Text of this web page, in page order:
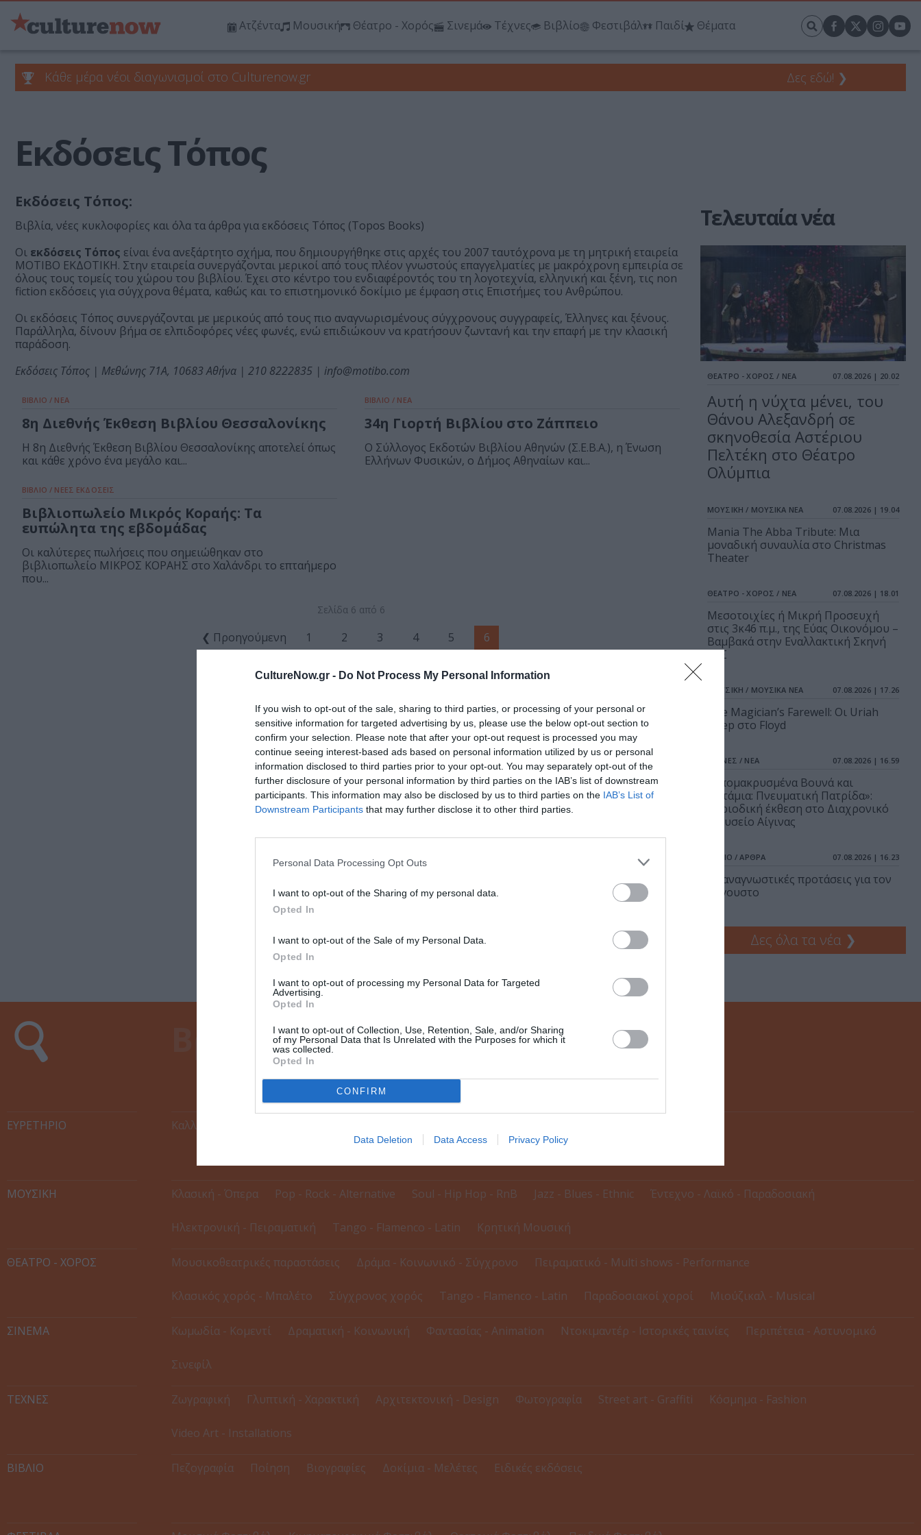
CultureNow.gr - Do Not Process My Personal Information
If you wish to opt-out of the sale, sharing to third parties, or processing of your personal or
sensitive information for targeted advertising by us, please use the below opt-out section to
confirm your selection. Please note that after your opt-out request is processed you may
continue seeing interest-based ads based on personal information utilized by us or personal
information disclosed to third parties prior to your opt-out. You may separately opt-out of the
further disclosure of your personal information by third parties on the IAB’s list of downstream
participants. This information may also be disclosed by us to third parties on the IAB’s List of
Downstream Participants that may further disclose it to other third parties.
Personal Data Processing Opt Outs
I want to opt-out of the Sharing of my personal data.
Opted In
I want to opt-out of the Sale of my Personal Data.
Opted In
I want to opt-out of processing my Personal Data for Targeted
Advertising.
Opted In
I want to opt-out of Collection, Use, Retention, Sale, and/or Sharing
of my Personal Data that Is Unrelated with the Purposes for which it
was collected.
Opted In
CONFIRM
Data Deletion Data Access Privacy Policy
Ατζέντα Μουσική Θέατρο - Χορός Σινεμά Τέχνες Βιβλίο Φεστιβάλ Παιδί Θέματα
Κάθε μέρα νέοι διαγωνισμοί στο Culturenow.gr Δες εδώ! ❯
Εκδόσεις Τόπος
Εκδόσεις Τόπος:
Βιβλία, νέες κυκλοφορίες και όλα τα άρθρα για εκδόσεις Τόπος (Topos Books)
Οι εκδόσεις Τόπος είναι ένα ανεξάρτητο σχήμα, που δημιουργήθηκε στις αρχές του 2007 ταυτόχρονα με τη μητρική εταιρεία
ΜΟΤΙΒΟ ΕΚΔΟΤΙΚΗ. Στην εταιρεία συνεργάζονται μερικοί από τους πλέον γνωστούς επαγγελματίες με μακρόχρονη εμπειρία σε
όλους τους τομείς του χώρου του βιβλίου. Έχει στο κέντρο του ενδιαφέροντός του τη λογοτεχνία, ελληνική και ξένη, τις non
fiction εκδόσεις για σύγχρονα θέματα, καθώς και το επιστημονικό δοκίμιο με έμφαση στις Επιστήμες του Ανθρώπου.
Οι εκδόσεις Τόπος συνεργάζονται με μερικούς από τους πιο αναγνωρισμένους σύγχρονους συγγραφείς, Έλληνες και ξένους.
Παράλληλα, δίνουν βήμα σε ελπιδοφόρες νέες φωνές, ενώ επιδιώκουν να κρατήσουν ζωντανή και την επαφή με την κλασική
παράδοση.
Εκδόσεις Τόπος | Μεθώνης 71Α, 10683 Αθήνα | 210 8222835 | info@motibo.com
ΒΙΒΛΙΟ / ΝΕΑ
8η Διεθνής Έκθεση Βιβλίου Θεσσαλονίκης
Η 8η Διεθνής Έκθεση Βιβλίου Θεσσαλονίκης αποτελεί όπως
και κάθε χρόνο ένα μεγάλο και...
ΒΙΒΛΙΟ / ΝΕΑ
34η Γιορτή Βιβλίου στο Ζάππειο
Ο Σύλλογος Εκδοτών Βιβλίου Αθηνών (Σ.Ε.Β.Α.), η Ένωση
Ελλήνων Φυσικών, ο Δήμος Αθηναίων και...
ΒΙΒΛΙΟ / ΝΕΕΣ ΕΚΔΟΣΕΙΣ
Βιβλιοπωλείο Μικρός Κοραής: Τα
ευπώλητα της εβδομάδας
Οι καλύτερες πωλήσεις που σημειώθηκαν στο
βιβλιοπωλείο ΜΙΚΡΟΣ ΚΟΡΑΗΣ στο Χαλάνδρι το επταήμερο
που...
Σελίδα 6 από 6
❮ Προηγούμενη 1 2 3 4 5 6
Τελευταία νέα
ΘΕΑΤΡΟ - ΧΟΡΟΣ / ΝΕΑ 07.08.2026 | 20.02
Αυτή η νύχτα μένει, του
Θάνου Αλεξανδρή σε
σκηνοθεσία Αστέριου
Πελτέκη στο Θέατρο
Ολύμπια
ΜΟΥΣΙΚΗ / ΜΟΥΣΙΚΑ ΝΕΑ 07.08.2026 | 19.04
Mania The Abba Tribute: Μια
μοναδική συναυλία στο Christmas
Theater
ΘΕΑΤΡΟ - ΧΟΡΟΣ / ΝΕΑ 07.08.2026 | 18.01
Μεσοτοιχίες ή Μικρή Προσευχή
στις 3κ46 π.μ., της Εύας Οικονόμου –
Βαμβακά στην Εναλλακτική Σκηνή
ΕΛΣ
ΜΟΥΣΙΚΗ / ΜΟΥΣΙΚΑ ΝΕΑ 07.08.2026 | 17.26
The Magician’s Farewell: Οι Uriah
Heep στο Floyd
ΤΕΧΝΕΣ / ΝΕΑ 07.08.2026 | 16.59
«Απομακρυσμένα Βουνά και
Ποτάμια: Πνευματική Πατρίδα»:
Περιοδική έκθεση στο Διαχρονικό
Μουσείο Αίγινας
ΒΙΒΛΙΟ / ΑΡΘΡΑ 07.08.2026 | 16.23
25 αναγνωστικές προτάσεις για τον
Αύγουστο
Δες όλα τα νέα ❯
ΕΥΡΕΤΉΡΙΟ Καλλιτέχνες
ΜΟΥΣΙΚΗ Κλασική - Όπερα Pop - Rock - Alternative Soul - Hip Hop - RnB Jazz - Blues - Ethnic Έντεχνο - Λαϊκό - Παραδοσιακή
Ηλεκτρονική - Πειραματική Tango - Flamenco - Latin Κρητική Μουσική
ΘΕΑΤΡΟ - ΧΟΡΟΣ Μουσικοθεατρικές παραστάσεις Δράμα - Κοινωνικό - Σύγχρονο Πειραματικό - Multi shows - Performance
Κλασικός χορός - Μπαλέτο Σύγχρονος χορός Tango - Flamenco - Latin Παραδοσιακοί χοροί Μιούζικαλ - Musical
ΣΙΝΕΜΑ Κωμωδία - Κομεντί Δραματική - Κοινωνική Φαντασίας - Animation Ντοκιμαντέρ - Ιστορικές ταινίες Περιπέτεια - Αστυνομικό
Σινεφίλ
ΤΕΧΝΕΣ Ζωγραφική Γλυπτική - Χαρακτική Αρχιτεκτονική - Design Φωτογραφία Street art - Graffiti Κόσμημα - Fashion
Video Art - Installations
ΒΙΒΛΙΟ Πεζογραφία Ποίηση Βιογραφίες Δοκίμια - Μελέτες Ειδικές εκδόσεις